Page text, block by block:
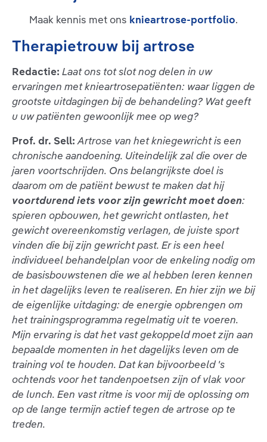
Maak kennis met ons knieartrose-portfolio.
Therapietrouw bij artrose
Redactie: Laat ons tot slot nog delen in uw
ervaringen met knieartrosepatiënten: waar liggen de
grootste uitdagingen bij de behandeling? Wat geeft
u uw patiënten gewoonlijk mee op weg?
Prof. dr. Sell: Artrose van het kniegewricht is een
chronische aandoening. Uiteindelijk zal die over de
jaren voortschrijden. Ons belangrijkste doel is
daarom om de patiënt bewust te maken dat hij
voortdurend iets voor zijn gewricht moet doen:
spieren opbouwen, het gewricht ontlasten, het
gewicht overeenkomstig verlagen, de juiste sport
vinden die bij zijn gewricht past. Er is een heel
individueel behandelplan voor de enkeling nodig om
de basisbouwstenen die we al hebben leren kennen
in het dagelijks leven te realiseren. En hier zijn we bij
de eigenlijke uitdaging: de energie opbrengen om
het trainingsprogramma regelmatig uit te voeren.
Mijn ervaring is dat het vast gekoppeld moet zijn aan
bepaalde momenten in het dagelijks leven om de
training vol te houden. Dat kan bijvoorbeeld 's
ochtends voor het tandenpoetsen zijn of vlak voor
de lunch. Een vast ritme is voor mij de oplossing om
op de lange termijn actief tegen de artrose op te
treden.